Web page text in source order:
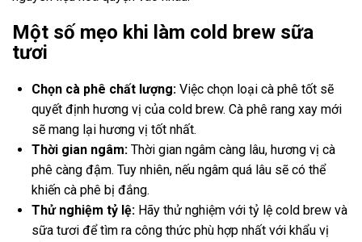
Một số mẹo khi làm cold brew sữa
tươi
Chọn cà phê chất lượng: Việc chọn loại cà phê tốt sẽ
quyết định hương vị của cold brew. Cà phê rang xay mới
sẽ mang lại hương vị tốt nhất.
Thời gian ngâm: Thời gian ngâm càng lâu, hương vị cà
phê càng đậm. Tuy nhiên, nếu ngâm quá lâu sẽ có thể
khiến cà phê bị đắng.
Thử nghiệm tỷ lệ: Hãy thử nghiệm với tỷ lệ cold brew và
sữa tươi để tìm ra công thức phù hợp nhất với khẩu vị